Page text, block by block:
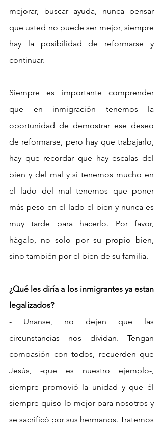
mejorar, buscar ayuda, nunca pensar
que usted no puede ser mejor, siempre
hay la posibilidad de reformarse y
continuar.
Siempre es importante comprender
que en inmigración tenemos la
oportunidad de demostrar ese deseo
de reformarse, pero hay que trabajarlo,
hay que recordar que hay escalas del
bien y del mal y si tenemos mucho en
el lado del mal tenemos que poner
más peso en el lado el bien y nunca es
muy tarde para hacerlo. Por favor,
hágalo, no solo por su propio bien,
sino también por el bien de su familia.
¿Qué les diría a los inmigrantes ya estan
legalizados?
- Unanse, no dejen que las
circunstancias nos dividan. Tengan
compasión con todos, recuerden que
Jesús, -que es nuestro ejemplo-,
siempre promovió la unidad y que él
siempre quiso lo mejor para nosotros y
se sacrificó por sus hermanos. Tratemos